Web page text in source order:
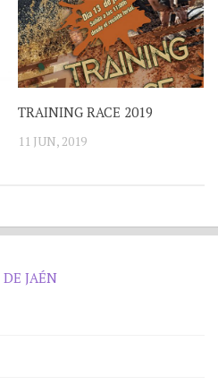
TRAINING RACE 2019
11 JUN, 2019
JAÉN